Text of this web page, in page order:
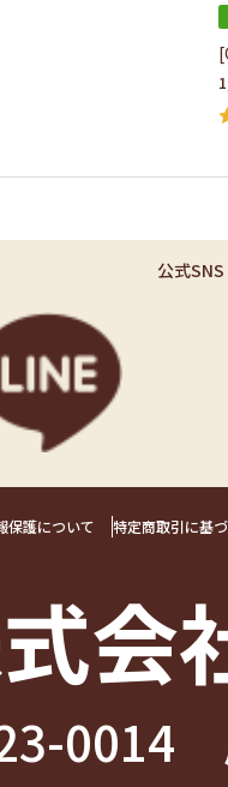
公式SNS
保護について 特定商取引に基
会
0014